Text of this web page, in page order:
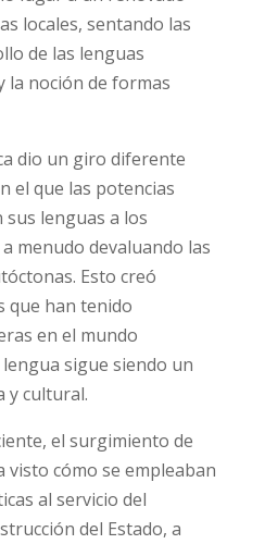
locales, sentando las
de las lenguas
la noción de formas
dio un giro diferente
el que las potencias
lenguas a los
menudo devaluando las
Esto creó
que han tenido
en el mundo
sigue siendo un
y cultural.
el surgimiento de
visto cómo se empleaban
al servicio del
del Estado, a